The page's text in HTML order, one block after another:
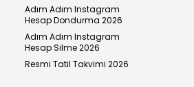
Adım Adım Instagram
Hesap Dondurma 2026
Adım Adım Instagram
Hesap Silme 2026
Resmi Tatil Takvimi 2026